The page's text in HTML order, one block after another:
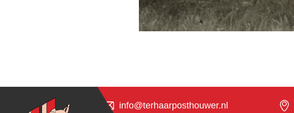
info@terhaarposthouwer.nl